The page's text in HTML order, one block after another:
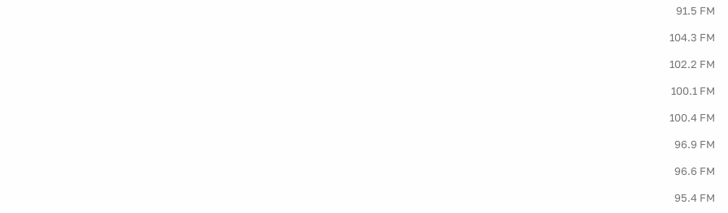
91.5 FM
104.3 FM
102.2 FM
100.1 FM
100.4 FM
96.9 FM
96.6 FM
95.4 FM